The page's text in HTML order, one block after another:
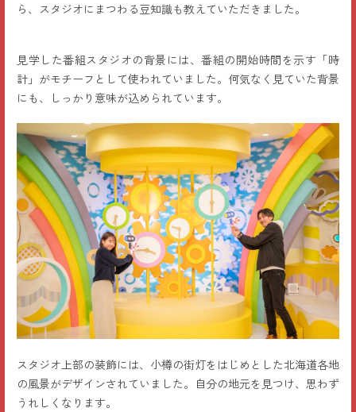
ら、スタジオにまつわる豆知識も教えていただきました。
見学した番組スタジオの背景には、番組の開始時間を示す「時
計」がモチーフとして使われていました。何気なく見ていた背景
にも、しっかり意味が込められています。
スタジオ上部の装飾には、小樽の街灯をはじめとした北海道各地
の風景がデザインされていました。自分の地元を見つけ、思わず
うれしくなります。